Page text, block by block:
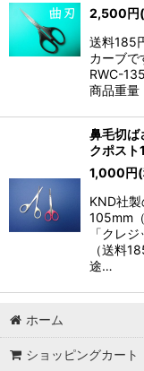
2,500円
送料185
カーブ
RWC-
商品重
鼻毛切
クポスト
1,000円
KND社製
105mm
「クレ
（送料
途…
ホーム
ショッピングカート